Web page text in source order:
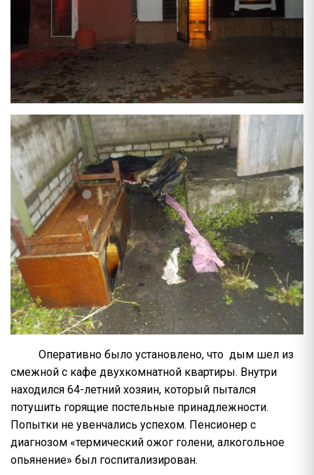
Оперативно было установлено, что дым шел из
смежной с кафе двухкомнатной квартиры. Внутри
находился 64-летний хозяин, который пытался
потушить горящие постельные принадлежности.
Попытки не увенчались успехом. Пенсионер с
диагнозом «термический ожог голени, алкогольное
опьянение» был госпитализирован.